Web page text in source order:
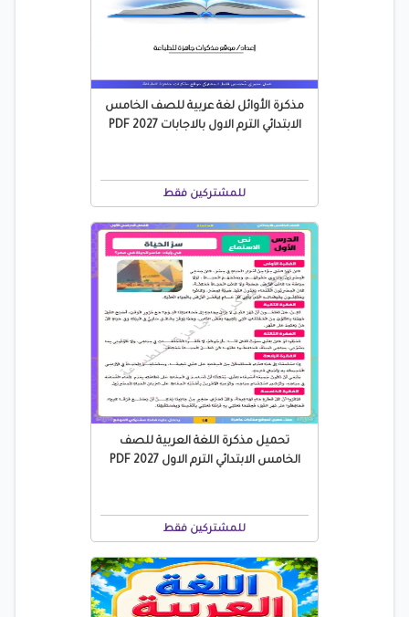
مذكرة الأوائل لغة عربية للصف الخامس
الابتدائي الترم الاول بالاجابات 2027 PDF
للمشتركين فقط
تحميل مذكرة اللغة العربية للصف
الخامس الابتدائي الترم الاول 2027 PDF
للمشتركين فقط